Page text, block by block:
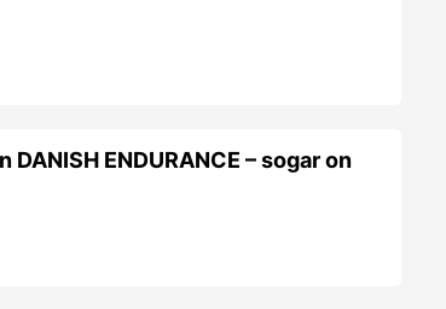
ENDURANCE – sogar on